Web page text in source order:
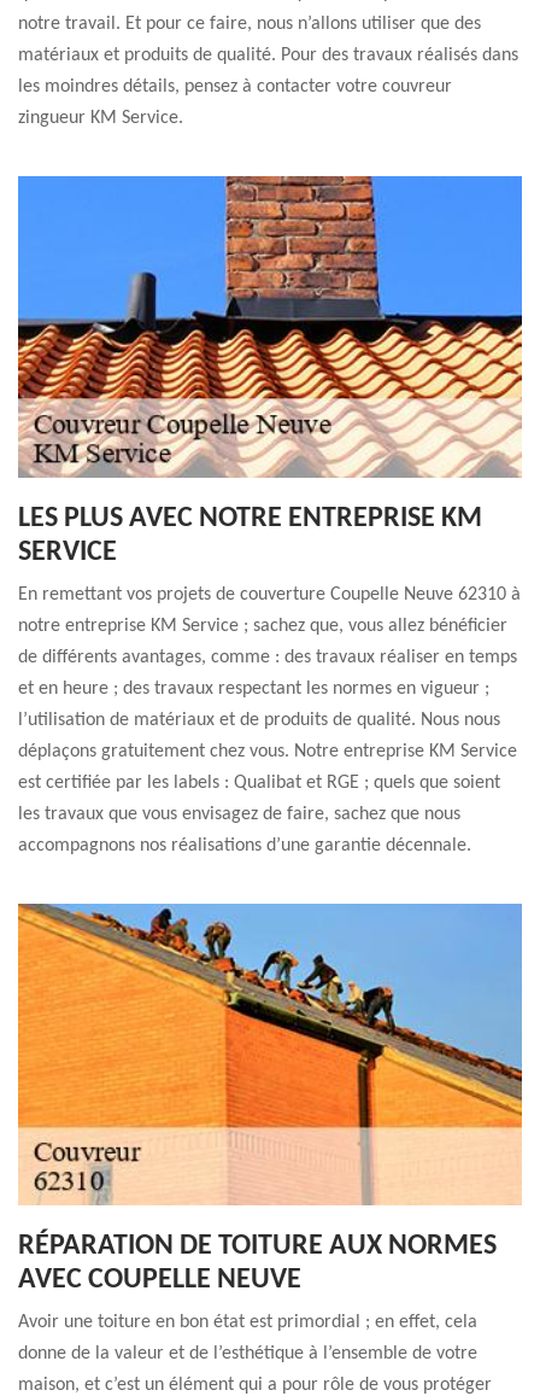
notre travail. Et pour ce faire, nous n’allons utiliser que des
matériaux et produits de qualité. Pour des travaux réalisés dans
les moindres détails, pensez à contacter votre couvreur
zingueur KM Service.
LES PLUS AVEC NOTRE ENTREPRISE KM
SERVICE
En remettant vos projets de couverture Coupelle Neuve 62310 à
notre entreprise KM Service ; sachez que, vous allez bénéficier
de différents avantages, comme : des travaux réaliser en temps
et en heure ; des travaux respectant les normes en vigueur ;
l’utilisation de matériaux et de produits de qualité. Nous nous
déplaçons gratuitement chez vous. Notre entreprise KM Service
est certifiée par les labels : Qualibat et RGE ; quels que soient
les travaux que vous envisagez de faire, sachez que nous
accompagnons nos réalisations d’une garantie décennale.
RÉPARATION DE TOITURE AUX NORMES
AVEC COUPELLE NEUVE
Avoir une toiture en bon état est primordial ; en effet, cela
donne de la valeur et de l’esthétique à l’ensemble de votre
maison, et c’est un élément qui a pour rôle de vous protéger